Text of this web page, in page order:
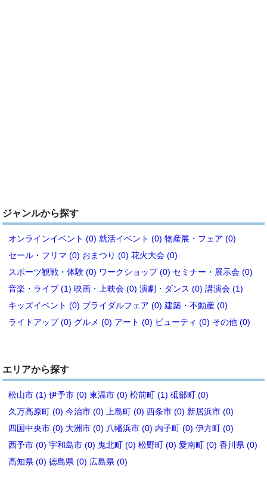
ジャンルから探す
オンラインイベント (0) 就活イベント (0) 物産展・フェア (0)
セール・フリマ (0) おまつり (0) 花火大会 (0)
スポーツ観戦・体験 (0) ワークショップ (0) セミナー・展示会 (0)
音楽・ライブ (1) 映画・上映会 (0) 演劇・ダンス (0) 講演会 (1)
キッズイベント (0) ブライダルフェア (0) 建築・不動産 (0)
ライトアップ (0) グルメ (0) アート (0) ビューティ (0) その他 (0)
エリアから探す
松山市 (1) 伊予市 (0) 東温市 (0) 松前町 (1) 砥部町 (0)
久万高原町 (0) 今治市 (0) 上島町 (0) 西条市 (0) 新居浜市 (0)
四国中央市 (0) 大洲市 (0) 八幡浜市 (0) 内子町 (0) 伊方町 (0)
西予市 (0) 宇和島市 (0) 鬼北町 (0) 松野町 (0) 愛南町 (0) 香川県 (0)
高知県 (0) 徳島県 (0) 広島県 (0)